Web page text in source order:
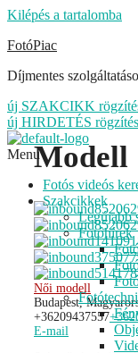
Kilépés a tartalomba
FotóPiac
Díjmentes
új SZAKCIKK
új HIRDETÉS
Menu
Fotós videós
Szakcikkek
Legújabb
Fotóhírek
Modell
Női modell
Budapest,
+36209437557
E-mail